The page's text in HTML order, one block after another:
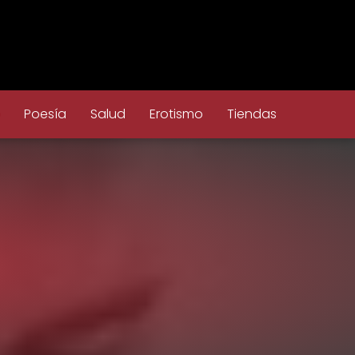
Poesía Salud Erotismo Tiendas